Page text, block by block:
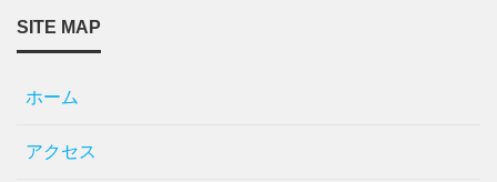
SITE MAP
ホーム
アクセス